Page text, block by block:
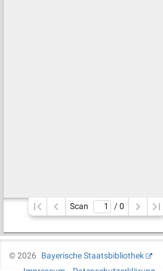
Scan / 0
©2026
Bayerische Staatsbibliothek